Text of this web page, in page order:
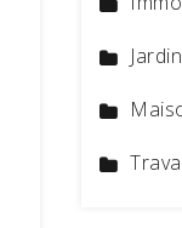
Jardin